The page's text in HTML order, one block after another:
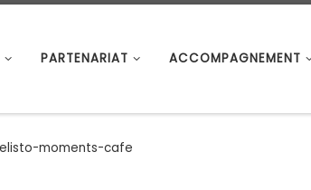
PARTENARIAT ACCOMPAGNEMENT
moments-cafe